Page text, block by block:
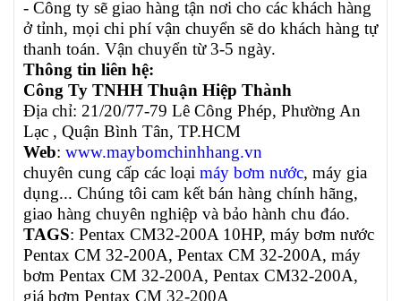
- Công ty sẽ giao hàng tận nơi cho các khách hàng
ở tỉnh, mọi chi phí vận chuyển sẽ do khách hàng tự
thanh toán. Vận chuyển từ 3-5 ngày.
Thông tin liên hệ:
Công Ty TNHH Thuận Hiệp Thành
Địa chỉ: 21/20/77-79 Lê Công Phép, Phường An
Lạc , Quận Bình Tân, TP.HCM
Web: www.maybomchinhhang.vn
chuyên cung cấp các loại máy bơm nước, máy gia
dụng... Chúng tôi cam kết bán hàng chính hãng,
giao hàng chuyên nghiệp và bảo hành chu đáo.
TAGS: Pentax CM32-200A 10HP, máy bơm nước
Pentax CM 32-200A, Pentax CM 32-200A, máy
bơm Pentax CM 32-200A, Pentax CM32-200A,
giá bơm Pentax CM 32-200A